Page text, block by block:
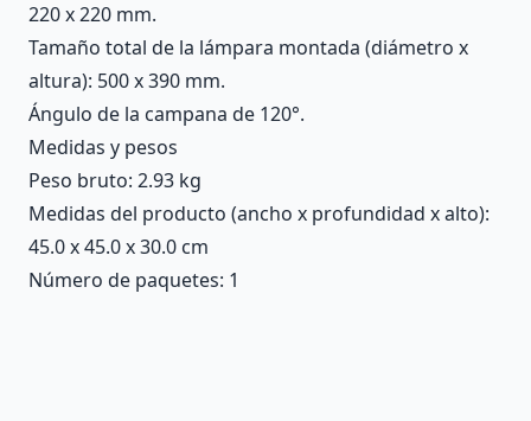
220 x 220 mm.
Tamaño total de la lámpara montada (diámetro x
altura): 500 x 390 mm.
Ángulo de la campana de 120°.
Medidas y pesos
Peso bruto: 2.93 kg
Medidas del producto (ancho x profundidad x alto):
45.0 x 45.0 x 30.0 cm
Número de paquetes: 1